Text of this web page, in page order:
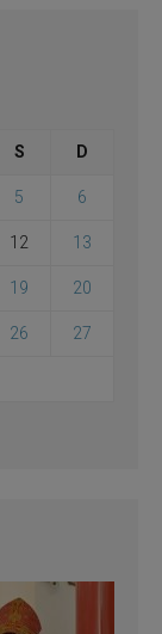
S D
5 6
12 13
19 20
26 27